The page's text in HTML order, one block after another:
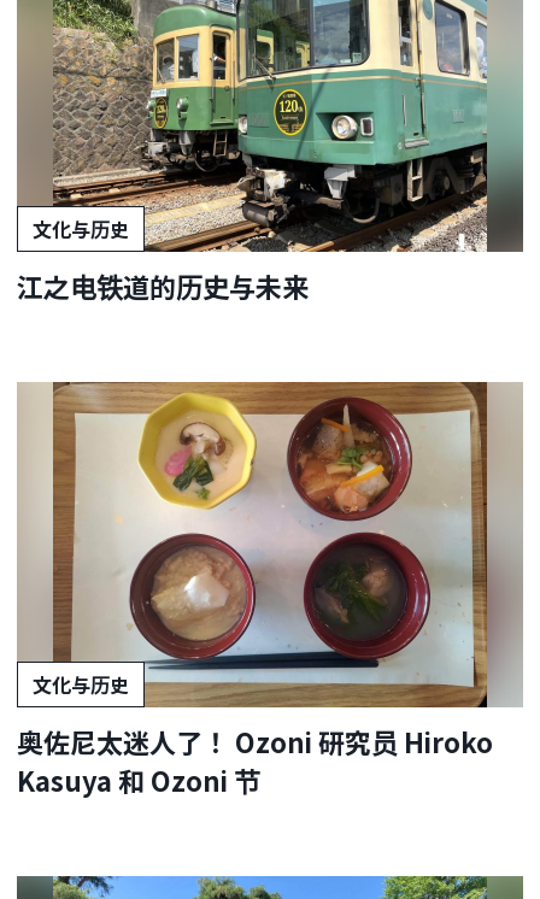
文化与历史
江之电铁道的历史与未来
文化与历史
奥佐尼太迷人了！ Ozoni 研究员 Hiroko
Kasuya 和 Ozoni 节